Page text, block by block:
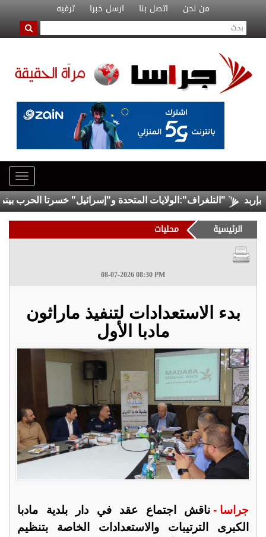
من نحن اتصل بنا ارسل خبرا ترفيه
"التلغراف":الولايات المتحدة و"إسرائيل" خسرتا الحرب بينما
الرئيسية محليات
08-07-2026 08:30 PM
بدء الاستعدادات لتنفيذ ماراثون
مادبا الأول
جراسا - ناقش اجتماع عقد في دار بلدية مادبا
الكبرى الترتيبات والاستعدادات الخاصة بتنظيم